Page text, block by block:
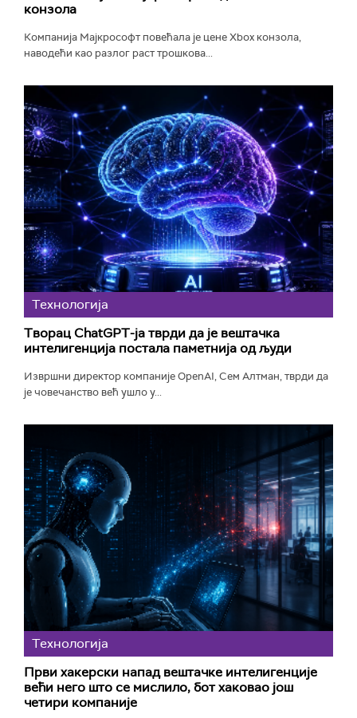
конзола
Компанија Мајкрософт повећала је цене Xbox конзола,
наводећи као разлог раст трошкова...
Технологијa
Творац ChatGPT-ја тврди да је вештачка
интелигенција постала паметнија од људи
Извршни директор компаније OpenAI, Сем Алтман, тврди да
је човечанство већ ушло у...
Технологијa
Први хакерски напад вештачке интелигенције
већи него што се мислило, бот хаковао још
четири компаније